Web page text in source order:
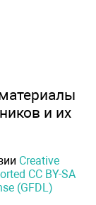
и их
Creative
CC BY-SA
(GFDL)